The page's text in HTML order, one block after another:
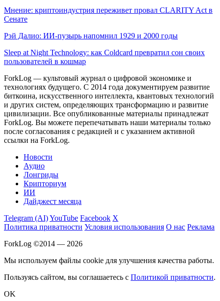
Мнение: криптоиндустрия переживет провал CLARITY Act в
Сенате
Рэй Далио: ИИ-пузырь напомнил 1929 и 2000 годы
Sleep at Night Technology: как Coldcard превратил сон своих
пользователей в кошмар
ForkLog — культовый журнал о цифровой экономике и
технологиях будущего. С 2014 года документируем развитие
биткоина, искусственного интеллекта, квантовых технологий
и других систем, определяющих трансформацию и развитие
цивилизации. Все опубликованные материалы принадлежат
ForkLog. Вы можете перепечатывать наши материалы только
после согласования с редакцией и с указанием активной
ссылки на ForkLog.
Новости
Аудио
Лонгриды
Крипториум
ИИ
Дайджест месяца
Telegram (AI)YouTube Facebook X
Политика приватности Условия использования О нас Реклама
ForkLog ©2014 — 2026
Мы используем файлы cookie для улучшения качества работы.
Пользуясь сайтом, вы соглашаетесь с Политикой приватности.
OK